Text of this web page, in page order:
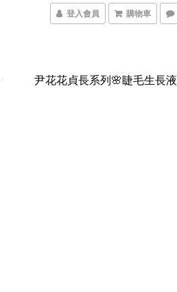
登入會員 購物車
尹花花貞長系列🌸睫毛生長液